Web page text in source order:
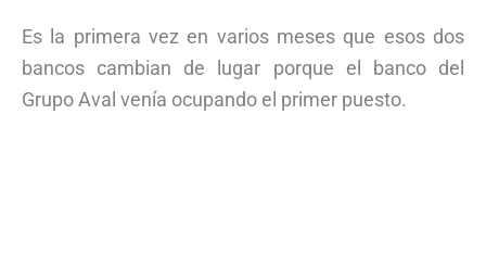
Es la primera vez en varios meses que esos dos
bancos cambian de lugar porque el banco del
Grupo Aval venía ocupando el primer puesto.